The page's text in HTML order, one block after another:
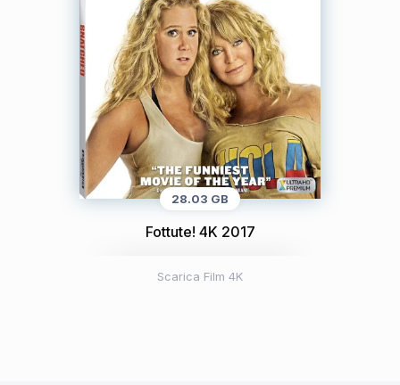
28.03 GB
Fottute! 4K 2017
Scarica Film 4K